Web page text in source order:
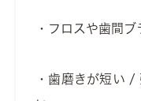
・フロスや歯間
・歯磨きが短い /